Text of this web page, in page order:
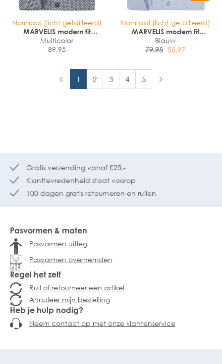
Normaal (licht getailleerd)
MARVELIS modern fit
overhemd
Multicolor
89,95
Normaal (licht getailleerd)
MARVELIS modern fit
overhemd
Blauw
79,95 55,97
1 2 3 4 5
Gratis verzending vanaf €25,-
Klanttevredenheid staat voorop
100 dagen gratis retourneren en ruilen
Pasvormen & maten
Pasvormen uitleg
Pasvormen overhemden
Regel het zelf
Ruil of retourneer een artikel
Annuleer mijn bestelling
Heb je hulp nodig?
Neem contact op met onze klantenservice